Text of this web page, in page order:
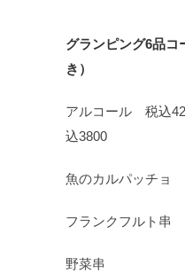
グランピング6品コ
き）
アルコール 税込
込3800
魚のカルパッチョ
フランクフルト串
野菜串